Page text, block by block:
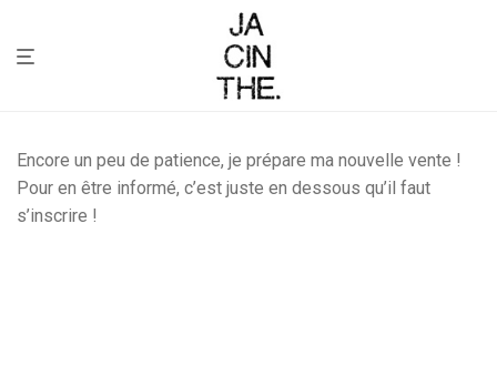
Encore un peu de patience, je prépare ma nouvelle vente !
Pour en être informé, c’est juste en dessous qu’il faut
s’inscrire !